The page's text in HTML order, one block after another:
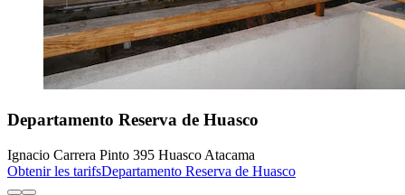
Departamento Reserva de Huasco
Ignacio Carrera Pinto 395 Huasco Atacama
Obtenir les tarifsDepartamento Reserva de Huasco